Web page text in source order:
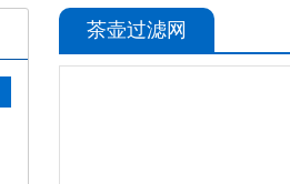
茶壶过滤网